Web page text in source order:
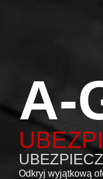
A-
Odkryj wyjątkową